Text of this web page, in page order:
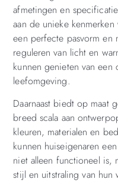
afmetingen en
aan de unieke
een perfecte pasvorm en
reguleren van licht en
kunnen genieten van
leefomgeving.
Daarnaast biedt op maat
breed scala aan
kleuren, materialen en
kunnen huiseigenaren
niet alleen functioneel is,
stijl en uitstraling van hun